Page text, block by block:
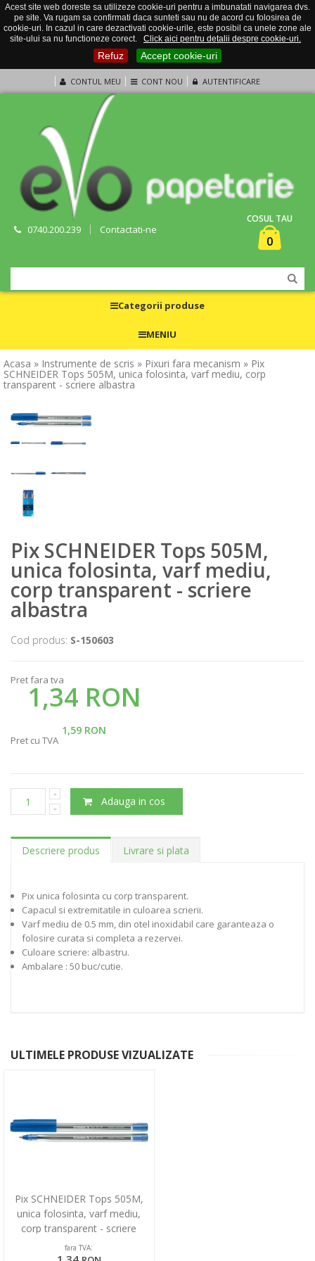
Acest site web doreste sa utilizeze cookie-uri pentru a imbunatati navigarea dvs.
pe site. Va rugam sa confirmati daca sunteti sau nu de acord cu folosirea de
cookie-uri. In cazul in care dezactivati cookie-urile, este posibil ca unele zone ale
site-ului sa nu functioneze corect.
Click aici pentru detalii despre cookie-uri.
Refuz Accept cookie-uri
CONTUL MEU CONT NOU AUTENTIFICARE
0740.200.239 Contactati-ne
COSUL TAU
0
Categorii produse
MENIU
Acasa » Instrumente de scris » Pixuri fara mecanism » Pix
SCHNEIDER Tops 505M, unica folosinta, varf mediu, corp
transparent - scriere albastra
Pix SCHNEIDER Tops 505M,
unica folosinta, varf mediu,
corp transparent - scriere
albastra
Cod produs: S-150603
Pret fara tva
1,34 RON
1,59 RON
Pret cu TVA
Adauga in cos
Descriere produs Livrare si plata
Pix unica folosinta cu corp transparent.
Capacul si extremitatile in culoarea scrierii.
Varf mediu de 0.5 mm, din otel inoxidabil care garanteaza o
folosire curata si completa a rezervei.
Culoare scriere: albastru.
Ambalare : 50 buc/cutie.
ULTIMELE PRODUSE VIZUALIZATE
Pix SCHNEIDER Tops 505M,
unica folosinta, varf mediu,
corp transparent - scriere
albastra
fara TVA: